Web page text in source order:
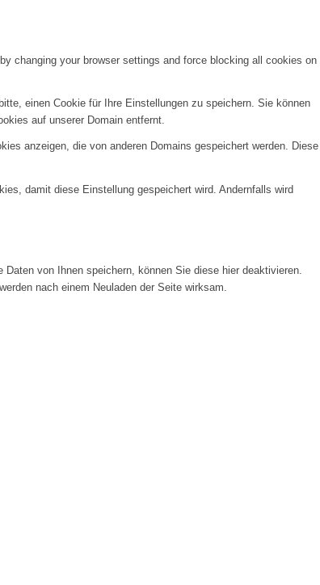
changing your browser settings and force blocking all cookies on
einen Cookie für Ihre Einstellungen zu speichern. Sie können
auf unserer Domain entfernt.
anzeigen, die von anderen Domains gespeichert werden. Diese
damit diese Einstellung gespeichert wird. Andernfalls wird
von Ihnen speichern, können Sie diese hier deaktivieren.
nach einem Neuladen der Seite wirksam.